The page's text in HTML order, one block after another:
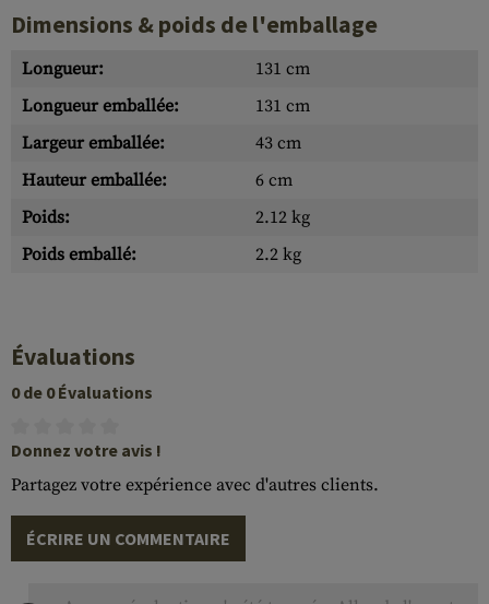
Dimensions & poids de l'emballage
Longueur:
131 cm
Longueur emballée:
131 cm
Largeur emballée:
43 cm
Hauteur emballée:
6 cm
Poids:
2.12 kg
Poids emballé:
2.2 kg
Évaluations
0 de 0 Évaluations
Donnez votre avis !
Partagez votre expérience avec d'autres clients.
ÉCRIRE UN COMMENTAIRE